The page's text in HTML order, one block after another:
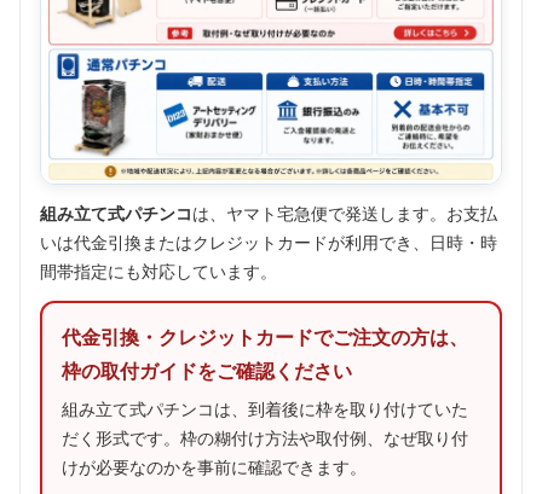
組み立て式パチンコは、ヤマト宅急便で発送します。お支払
いは代金引換またはクレジットカードが利用でき、日時・時
間帯指定にも対応しています。
代金引換・クレジットカードでご注文の方は、
枠の取付ガイドをご確認ください
組み立て式パチンコは、到着後に枠を取り付けていた
だく形式です。枠の糊付け方法や取付例、なぜ取り付
けが必要なのかを事前に確認できます。